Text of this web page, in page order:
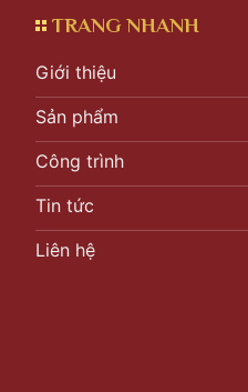
TRANG NHANH
Giới thiệu
Sản phẩm
Công trình
Tin tức
Liên hệ